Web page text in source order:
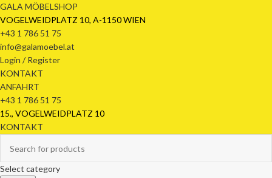
GALA MÖBELSHOP
VOGELWEIDPLATZ 10, A-1150 WIEN
+43 1 786 51 75
info@galamoebel.at
Login / Register
KONTAKT
ANFAHRT
+43 1 786 51 75
15., VOGELWEIDPLATZ 10
KONTAKT
Select category